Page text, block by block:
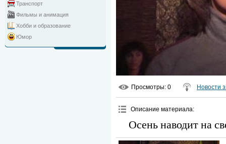
Транспорт
Фильмы и анимация
Хобби и образование
Юмор
Просмотры: 0 Новости
Описание материала:
Осень наводит на